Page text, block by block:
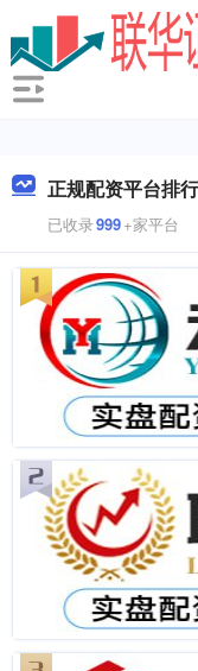
正规配资平台排行
已收录999+家平台